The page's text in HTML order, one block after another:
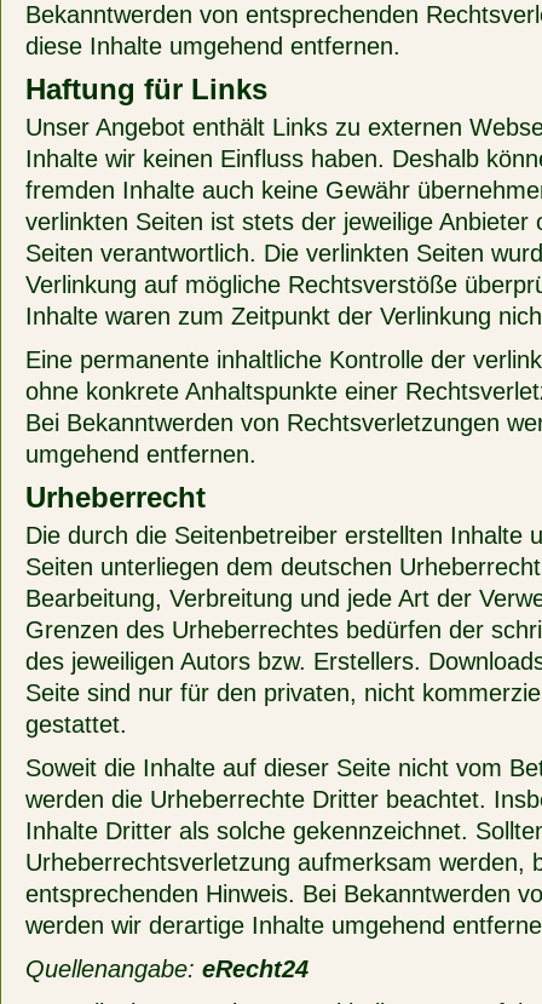
Bekanntwerden von entsprechenden
diese Inhalte umgehend entfernen.
Haftung für Links
Unser Angebot enthält Links zu externen
Inhalte wir keinen Einfluss haben. Deshalb
fremden Inhalte auch keine Gewähr
verlinkten Seiten ist stets der jeweilige Anbieter
Seiten verantwortlich. Die verlinkten Seiten
Verlinkung auf mögliche Rechtsverstöße
Inhalte waren zum Zeitpunkt der Verlinkung
Eine permanente inhaltliche Kontrolle der
ohne konkrete Anhaltspunkte einer
Bei Bekanntwerden von Rechtsverletzungen
umgehend entfernen.
Urheberrecht
Die durch die Seitenbetreiber erstellten Inhalte
Seiten unterliegen dem deutschen
Bearbeitung, Verbreitung und jede Art der
Grenzen des Urheberrechtes bedürfen der
des jeweiligen Autors bzw. Erstellers.
Seite sind nur für den privaten, nicht
gestattet.
Soweit die Inhalte auf dieser Seite nicht vom
werden die Urheberrechte Dritter beachtet.
Inhalte Dritter als solche gekennzeichnet.
Urheberrechtsverletzung aufmerksam werden,
entsprechenden Hinweis. Bei Bekanntwerden
werden wir derartige Inhalte umgehend
Quellenangabe: eRecht24